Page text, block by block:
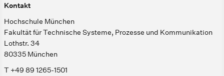
Kontakt
Hochschule München
Fakultät für Technische Systeme, Prozesse und Kommunikation
Lothstr. 34
80335 München
T +49 89 1265-1501